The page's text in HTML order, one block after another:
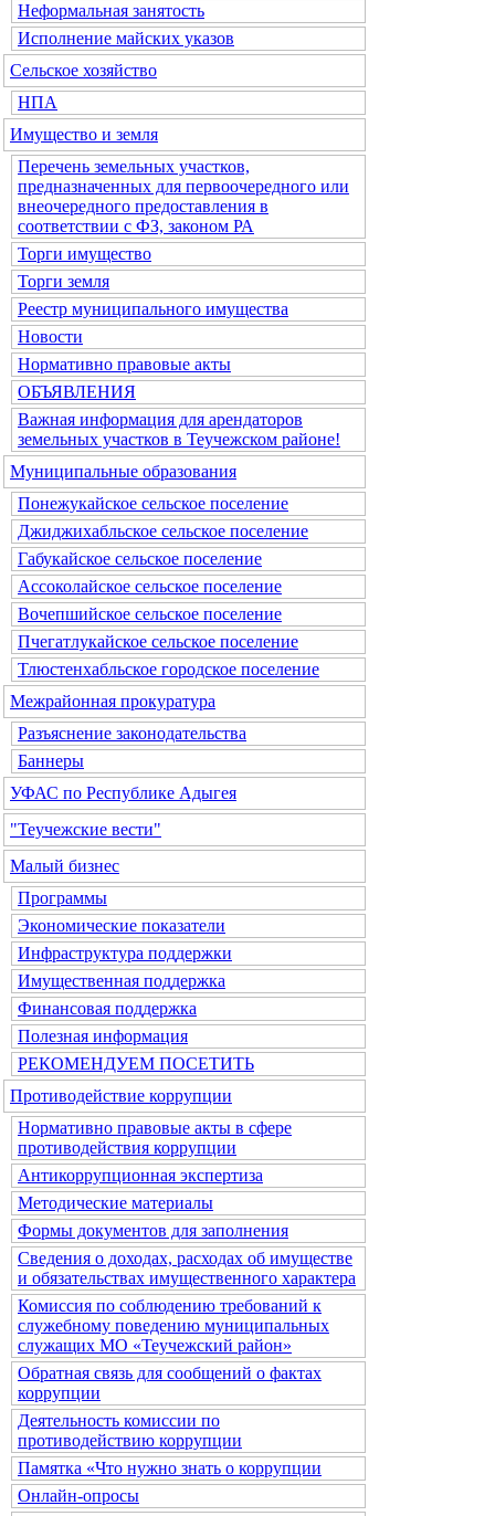
Неформальная занятость
Исполнение майских указов
Сельское хозяйство
НПА
Имущество и земля
Перечень земельных участков,
предназначенных для первоочередного или
внеочередного предоставления в
соответствии с ФЗ, законом РА
Торги имущество
Торги земля
Реестр муниципального имущества
Новости
Нормативно правовые акты
ОБЪЯВЛЕНИЯ
Важная информация для арендаторов
земельных участков в Теучежском районе!
Муниципальные образования
Понежукайское сельское поселение
Джиджихабльское сельское поселение
Габукайское сельское поселение
Ассоколайское сельское поселение
Вочепшийское сельское поселение
Пчегатлукайское сельское поселение
Тлюстенхабльское городское поселение
Межрайонная прокуратура
Разъяснение законодательства
Баннеры
УФАС по Республике Адыгея
"Теучежские вести"
Малый бизнес
Программы
Экономические показатели
Инфраструктура поддержки
Имущественная поддержка
Финансовая поддержка
Полезная информация
РЕКОМЕНДУЕМ ПОСЕТИТЬ
Противодействие коррупции
Нормативно правовые акты в сфере
противодействия коррупции
Антикоррупционная экспертиза
Методические материалы
Формы документов для заполнения
Сведения о доходах, расходах об имуществе
и обязательствах имущественного характера
Комиссия по соблюдению требований к
служебному поведению муниципальных
служащих МО «Теучежский район»
Обратная связь для сообщений о фактах
коррупции
Деятельность комиссии по
противодействию коррупции
Памятка «Что нужно знать о коррупции
Онлайн-опросы